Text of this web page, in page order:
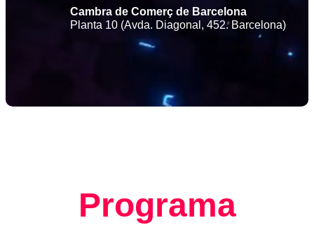
Cambra de Comerç de Barcelona
Planta 10 (Avda. Diagonal, 452. Barcelona)
Programa